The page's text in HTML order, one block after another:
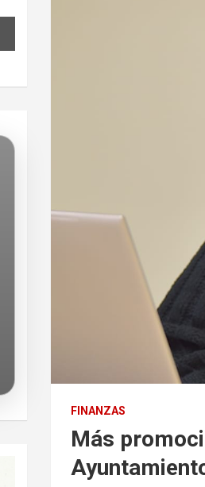
FINANZAS
Más